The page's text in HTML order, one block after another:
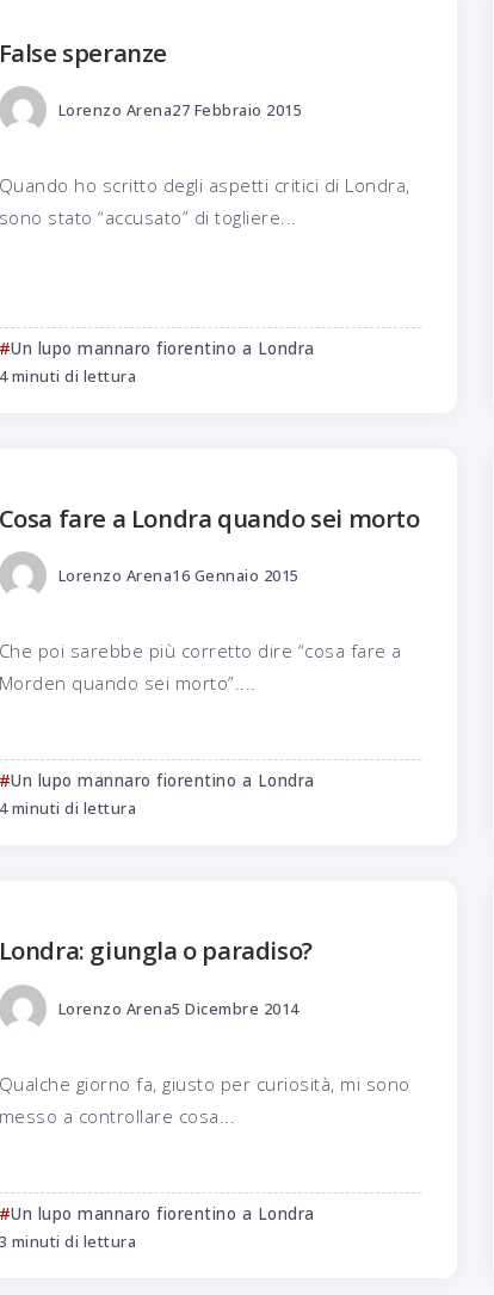
False speranze
Lorenzo Arena27 Febbraio 2015
Quando ho scritto degli aspetti critici di Londra,
sono stato “accusato” di togliere...
Un lupo mannaro fiorentino a Londra
4 minuti di lettura
Cosa fare a Londra quando sei morto
Lorenzo Arena16 Gennaio 2015
Che poi sarebbe più corretto dire “cosa fare a
Morden quando sei morto”....
Un lupo mannaro fiorentino a Londra
4 minuti di lettura
Londra: giungla o paradiso?
Lorenzo Arena5 Dicembre 2014
Qualche giorno fa, giusto per curiosità, mi sono
messo a controllare cosa...
Un lupo mannaro fiorentino a Londra
3 minuti di lettura